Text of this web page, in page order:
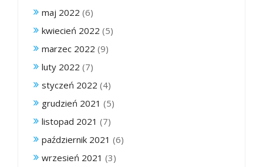
maj 2022 (6)
kwiecień 2022 (5)
marzec 2022 (9)
luty 2022 (7)
styczeń 2022 (4)
grudzień 2021 (5)
listopad 2021 (7)
październik 2021 (6)
wrzesień 2021 (3)